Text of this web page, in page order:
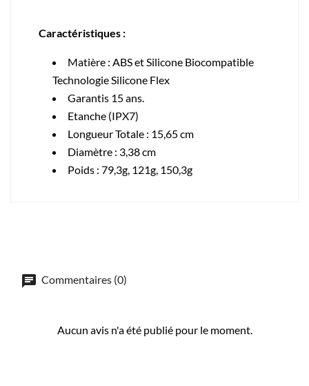
Caractéristiques :
Matière : ABS et Silicone Biocompatible
Technologie Silicone Flex
Garantis 15 ans.
Etanche (IPX7)
Longueur Totale : 15,65 cm
Diamètre : 3,38 cm
Poids : 79,3g, 121g, 150,3g
Commentaires (0)
Aucun avis n'a été publié pour le moment.